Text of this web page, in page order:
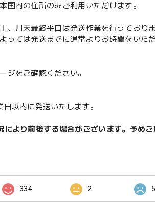
国内の住所のみご利用いただけます。
、月末最終平日は発送作業を行っておりま
っては発送までに通常よりお時間をいた
ジをご確認ください。
日以内に発送いたします。
より前後する場合がございます。予めご
334 2 5